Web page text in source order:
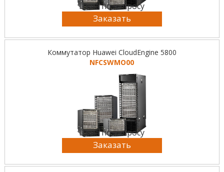
Цена по запросу
Заказать
Коммутатор Huawei CloudEngine 5800
NFCSWMO00
Цена по запросу
Заказать